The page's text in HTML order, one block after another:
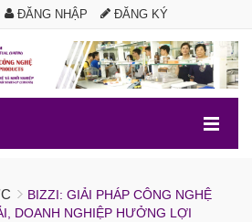
ĐĂNG NHẬP ĐĂNG KÝ
.
BIZZI: GIẢI PHÁP CÔNG NGHỆ
DOANH NGHIỆP HƯỞNG LỢI